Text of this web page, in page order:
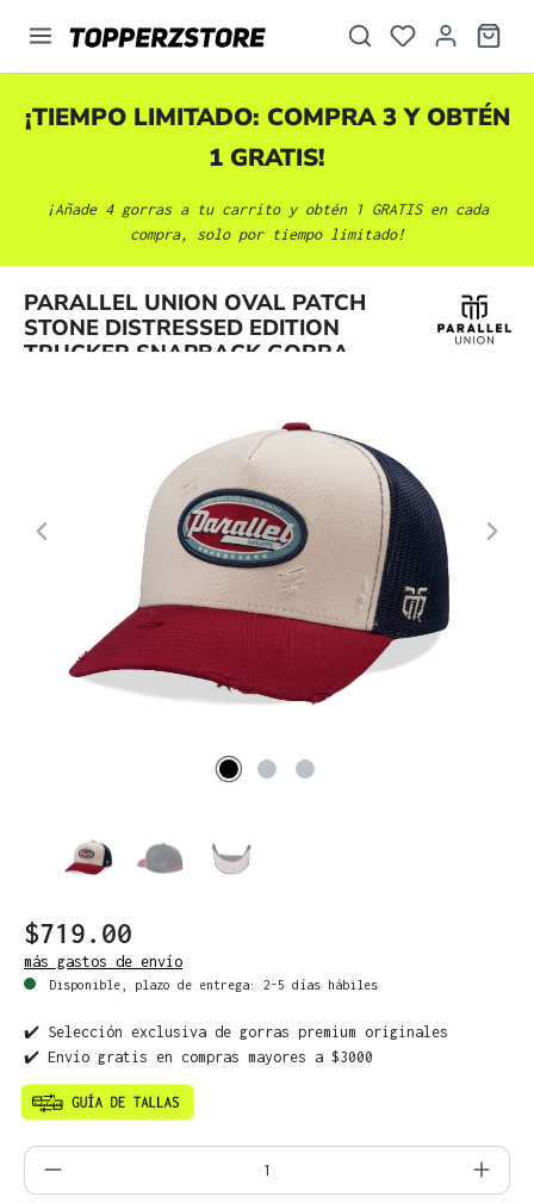
principal
¡TIEMPO LIMITADO: COMPRA 3 Y OBTÉN
1 GRATIS!
¡Añade 4 gorras a tu carrito y obtén 1 GRATIS en cada
compra, solo por tiempo limitado!
PARALLEL UNION OVAL PATCH
STONE DISTRESSED EDITION
TRUCKER SNAPBACK GORRA
Omitir galería de imágenes
$719.00
más gastos de envío
Disponible, plazo de entrega: 2-5 días hábiles
✔️ Selección exclusiva de gorras premium originales
✔️ Envío gratis en compras mayores a $3000
Cantidad del producto: introduce la